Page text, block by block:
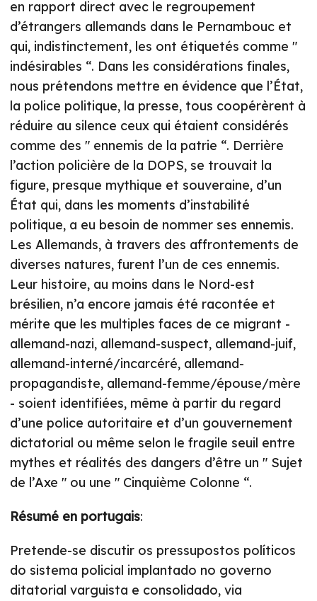
en rapport direct avec le regroupement
d’étrangers allemands dans le Pernambouc et
qui, indistinctement, les ont étiquetés comme "
indésirables “. Dans les considérations finales,
nous prétendons mettre en évidence que l’État,
la police politique, la presse, tous coopérèrent à
réduire au silence ceux qui étaient considérés
comme des " ennemis de la patrie “. Derrière
l’action policière de la DOPS, se trouvait la
figure, presque mythique et souveraine, d’un
État qui, dans les moments d’instabilité
politique, a eu besoin de nommer ses ennemis.
Les Allemands, à travers des affrontements de
diverses natures, furent l’un de ces ennemis.
Leur histoire, au moins dans le Nord-est
brésilien, n’a encore jamais été racontée et
mérite que les multiples faces de ce migrant -
allemand-nazi, allemand-suspect, allemand-juif,
allemand-interné/incarcéré, allemand-
propagandiste, allemand-femme/épouse/mère
- soient identifiées, même à partir du regard
d’une police autoritaire et d’un gouvernement
dictatorial ou même selon le fragile seuil entre
mythes et réalités des dangers d’être un " Sujet
de l’Axe " ou une " Cinquième Colonne “.
Résumé en portugais:
Pretende-se discutir os pressupostos políticos
do sistema policial implantado no governo
ditatorial varguista e consolidado, via